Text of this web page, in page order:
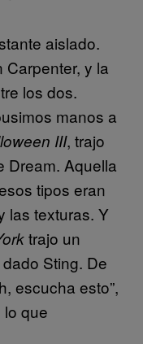
aislado.
y la
los dos.
manos a
III, trajo
Dream. Aquella
tipos eran
las texturas. Y
trajo un
Sting. De
escucha esto”,
que